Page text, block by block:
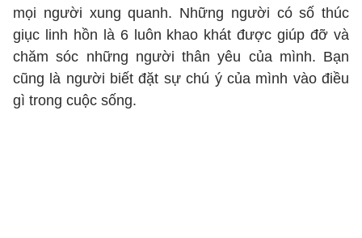
mọi người xung quanh. Những người có số thúc
giục linh hồn là 6 luôn khao khát được giúp đỡ và
chăm sóc những người thân yêu của mình. Bạn
cũng là người biết đặt sự chú ý của mình vào điều
gì trong cuộc sống.